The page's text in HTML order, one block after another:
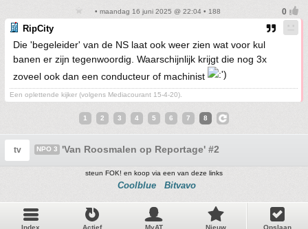
• maandag 16 juni 2025 @ 22:04 • 188
RipCity
Die 'begeleider' van de NS laat ook weer zien wat voor kul
banen er zijn tegenwoordig. Waarschijnlijk krijgt die nog 3x
zoveel ook dan een conducteur of machinist
Een oplettende kijker (volgens Mediacourant 15-4-20).
1 2 3 4 5 6 7 8
tv NPO 3 'Van Roosmalen op Reportage' #2
steun FOK! en koop via een van deze links
Coolblue Bitvavo
Index Actief MyAT Nieuw Opslaan